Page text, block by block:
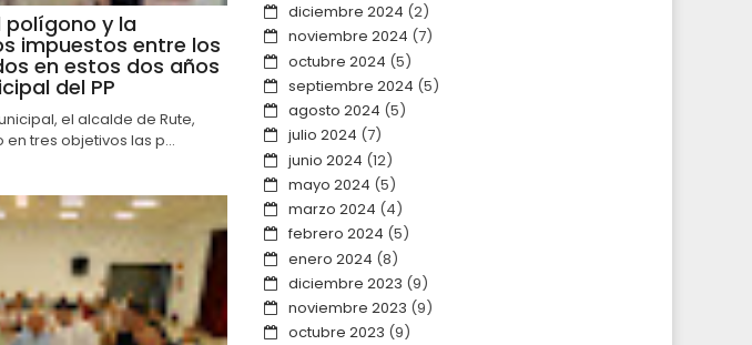
polígono y la
impuestos entre los
en estos dos años
del PP
el alcalde de Rute,
en tres objetivos las p...
diciembre 2024 (2)
noviembre 2024 (7)
octubre 2024 (5)
septiembre 2024 (5)
agosto 2024 (5)
julio 2024 (7)
junio 2024 (12)
mayo 2024 (5)
marzo 2024 (4)
febrero 2024 (5)
enero 2024 (8)
diciembre 2023 (9)
noviembre 2023 (9)
octubre 2023 (9)